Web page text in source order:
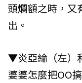
頭爛額之時，又
出。
▼炎亞綸（左）
婆婆怎麼把OO